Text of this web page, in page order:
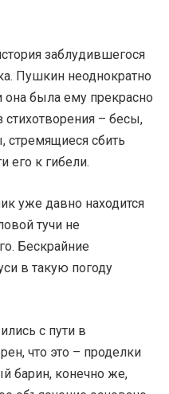
заблудившегося
Пушкин неоднократно
она была ему прекрасно
– бесы,
сбить
его к гибели.
уже давно находится
тучи не
Бескрайние
в такую погоду
с пути в
что это – проделки
барин, конечно же,